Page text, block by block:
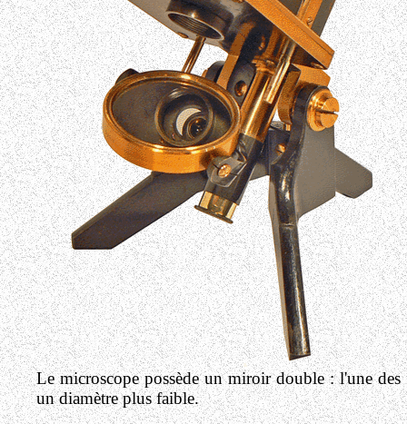
Le microscope possède un miroir double : l'une des
un diamètre plus faible.